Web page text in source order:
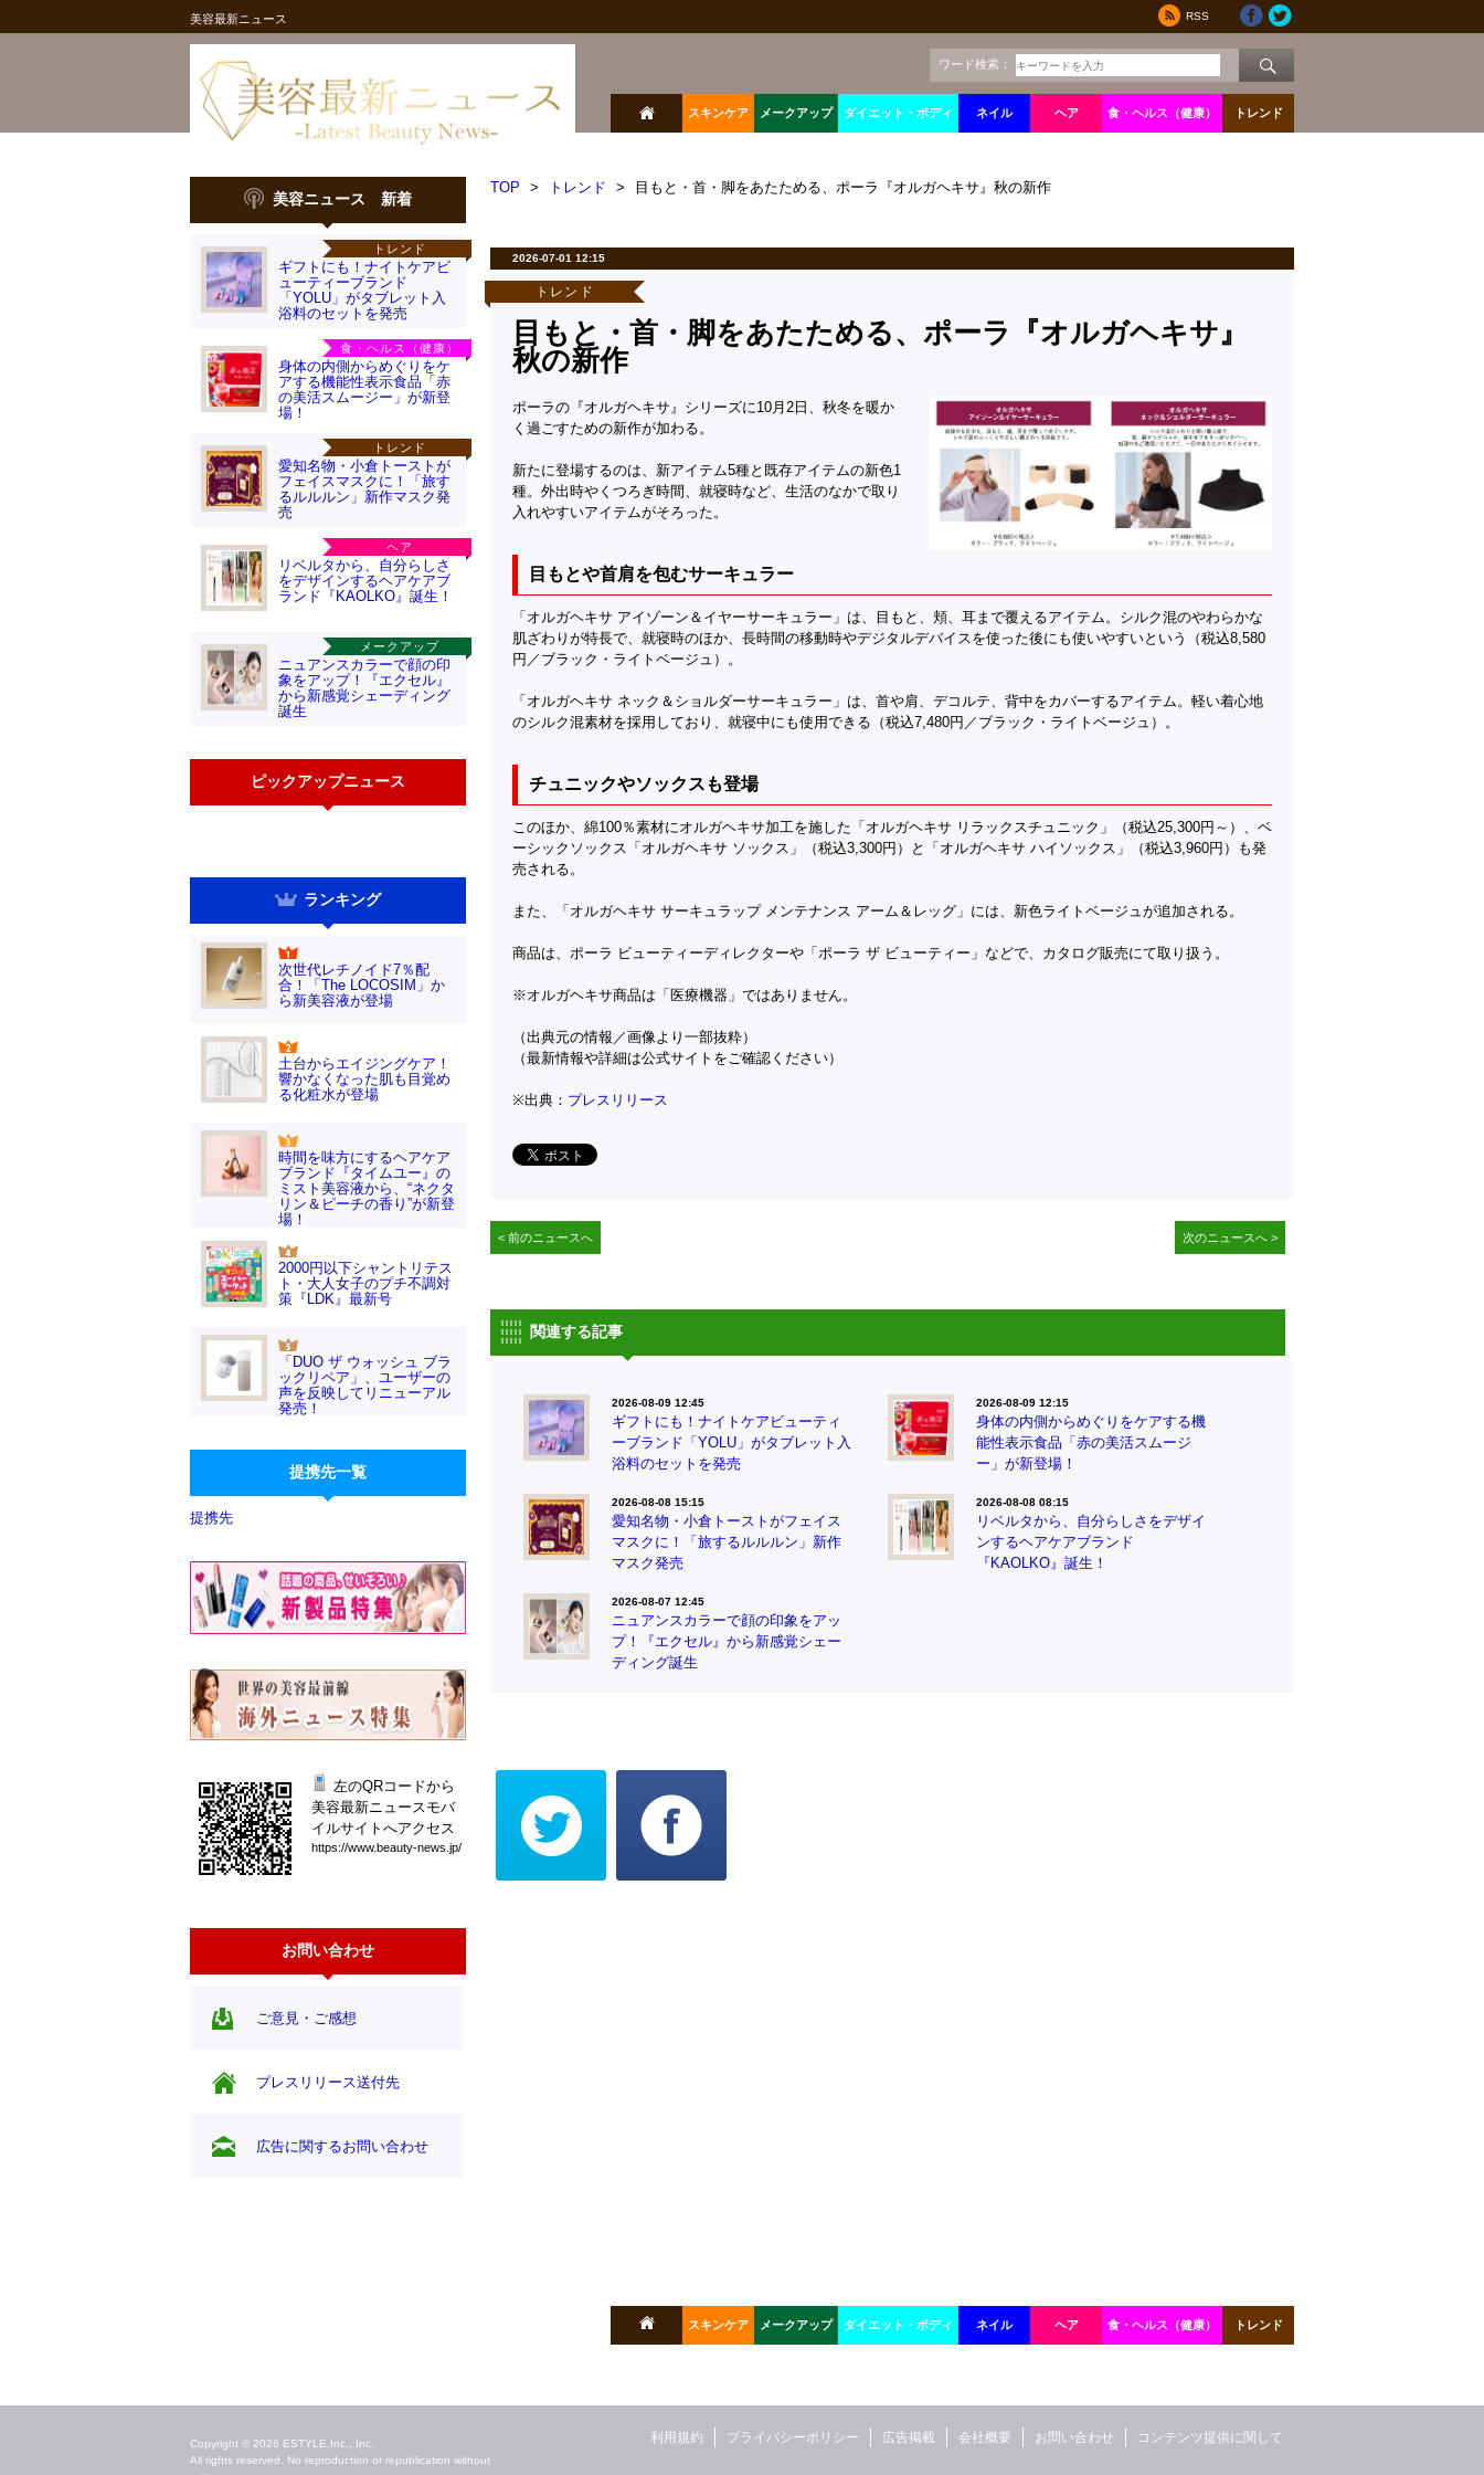
美容最新ニュース RSS
ワード検索：
スキンケア メークアップ ダイエット・ボディ ネイル ヘア 食・ヘルス（健康） トレンド
美容ニュース 新着
トレンド
ギフトにも！ナイトケアビ
ューティーブランド
「YOLU」がタブレット入
浴料のセットを発売
食・ヘルス（健康）
身体の内側からめぐりをケ
アする機能性表示食品「赤
の美活スムージー」が新登
場！
トレンド
愛知名物・小倉トーストが
フェイスマスクに！「旅す
るルルルン」新作マスク発
売
ヘア
リベルタから、自分らしさ
をデザインするヘアケアブ
ランド『KAOLKO』誕生！
メークアップ
ニュアンスカラーで顔の印
象をアップ！『エクセル』
から新感覚シェーディング
誕生
ピックアップニュース
ランキング
次世代レチノイド7％配
合！「The LOCOSIM」か
ら新美容液が登場
土台からエイジングケア！
響かなくなった肌も目覚め
る化粧水が登場
時間を味方にするヘアケア
ブランド『タイムユー』の
ミスト美容液から、“ネクタ
リン＆ピーチの香り”が新登
場！
2000円以下シャントリテス
ト・大人女子のプチ不調対
策『LDK』最新号
「DUO ザ ウォッシュ ブラ
ックリペア」、ユーザーの
声を反映してリニューアル
発売！
提携先一覧
提携先
左のQRコードから
美容最新ニュースモバ
イルサイトへアクセス
https://www.beauty-news. jp/
お問い合わせ
ご意見・ご感想
プレスリリース送付先
広告に関するお問い合わせ
TOP > トレンド > 目もと・首・脚をあたためる、ポーラ『オルガヘキサ』秋の新作
2026-07-01 12:15
トレンド
目もと・首・脚をあたためる、ポーラ『オルガヘキサ』
秋の新作
ポーラの『オルガヘキサ』シリーズに10月2日、秋冬を暖か
く過ごすための新作が加わる。
新たに登場するのは、新アイテム5種と既存アイテムの新色1
種。外出時やくつろぎ時間、就寝時など、生活のなかで取り
入れやすいアイテムがそろった。
目もとや首肩を包むサーキュラー
「オルガヘキサ アイゾーン＆イヤーサーキュラー」は、目もと、頬、耳まで覆えるアイテム。シルク混のやわらかな
肌ざわりが特長で、就寝時のほか、長時間の移動時やデジタルデバイスを使った後にも使いやすいという（税込8,580
円／ブラック・ライトベージュ）。
「オルガヘキサ ネック＆ショルダーサーキュラー」は、首や肩、デコルテ、背中をカバーするアイテム。軽い着心地
のシルク混素材を採用しており、就寝中にも使用できる（税込7,480円／ブラック・ライトベージュ）。
チュニックやソックスも登場
このほか、綿100％素材にオルガヘキサ加工を施した「オルガヘキサ リラックスチュニック」（税込25,300円～）、ベ
ーシックソックス「オルガヘキサ ソックス」（税込3,300円）と「オルガヘキサ ハイソックス」（税込3,960円）も発
売される。
また、「オルガヘキサ サーキュラップ メンテナンス アーム＆レッグ」には、新色ライトベージュが追加される。
商品は、ポーラ ビューティーディレクターや「ポーラ ザ ビューティー」などで、カタログ販売にて取り扱う。
※オルガヘキサ商品は「医療機器」ではありません。
（出典元の情報／画像より一部抜粋）
（最新情報や詳細は公式サイトをご確認ください）
※出典： プレスリリース
< 前のニュースへ 次のニュースへ >
関連する記事
2026-08-09 12:45
ギフトにも！ナイトケアビューティ
ーブランド「YOLU」がタブレット入
浴料のセットを発売
2026-08-09 12:15
身体の内側からめぐりをケアする機
能性表示食品「赤の美活スムージ
ー」が新登場！
2026-08-08 15:15
愛知名物・小倉トーストがフェイス
マスクに！「旅するルルルン」新作
マスク発売
2026-08-08 08:15
リベルタから、自分らしさをデザイ
ンするヘアケアブランド
『KAOLKO』誕生！
2026-08-07 12:45
ニュアンスカラーで顔の印象をアッ
プ！『エクセル』から新感覚シェー
ディング誕生
スキンケア メークアップ ダイエット・ボディ ネイル ヘア 食・ヘルス（健康） トレンド
Copyright © 2026 ESTYLE,Inc., Inc.
All rights reserved. No reproduction or republication without
コンテンツ提供に関して
お問い合わせ
会社概要
広告掲載
プライバシーポリシー
利用規約